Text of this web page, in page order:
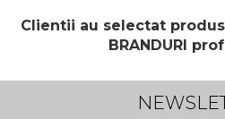
Clientii au selectat
BRANDURI